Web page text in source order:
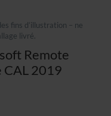
fins d’illustration – ne
livré.
Remote
CAL 2019